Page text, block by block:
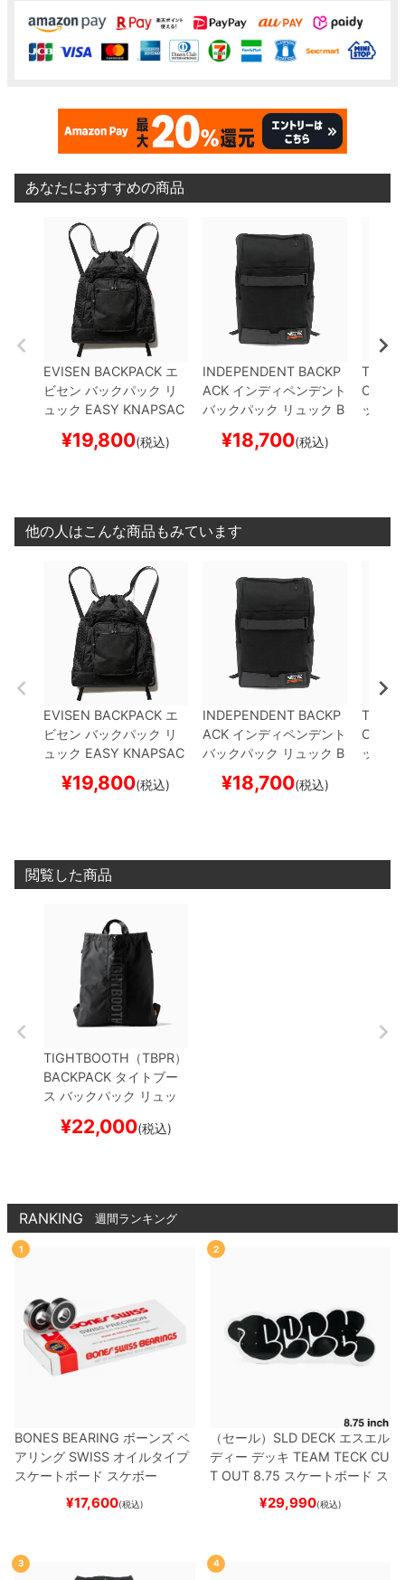
あなたにおすすめの商品
EVISEN BACKPACK エ
ビセン バックパック リ
ュック EASY KNAPSAC
ード スケボー
¥19,800(税込)
INDEPENDENT BACKP
ACK インディペンデント
バックパック リュック B
スケートボード スケボー
¥18,700(税込)
CAP
ップ
他の人はこんな商品もみています
EVISEN BACKPACK エ
ビセン バックパック リ
ュック EASY KNAPSAC
K 5.0 BLACK スケートボ
ード スケボー
¥19,800(税込)
INDEPENDENT BACKP
ACK インディペンデント
バックパック リュック B
TG BACKPACK
スケートボード スケボー
¥18,700(税込)
CAP
ップ
閲覧した商品
TIGHTBOOTH（TBPR）
BACKPACK タイトブー
ス バックパック リュッ
ACKスケートボード ス
¥22,000(税込)
RANKING 週間ランキング
1
BONES BEARING ボーンズ ベ
アリング SWISS オイルタイプ
スケートボード スケボー
¥17,600(税込)
2
（セール） SLD DECK エスエル
ディー デッキ TEAM TECK CU
T OUT 8.75 スケートボード ス
¥29,990(税込)
3 4